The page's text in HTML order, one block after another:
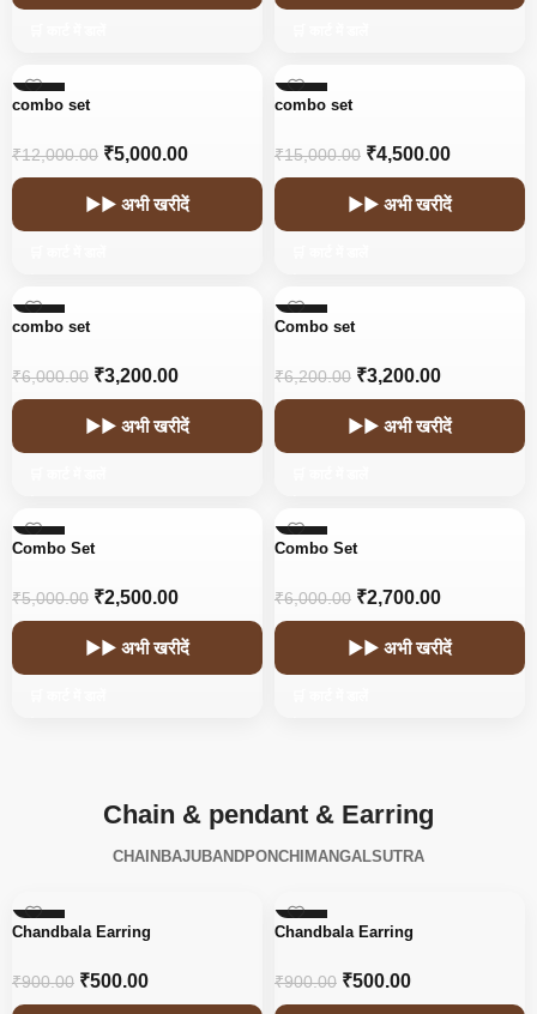
-58%
combo set
₹12,000.00 ₹5,000.00
▶▶ अभी खरीदें
-70%
combo set
₹15,000.00 ₹4,500.00
▶▶ अभी खरीदें
-47%
combo set
₹6,000.00 ₹3,200.00
▶▶ अभी खरीदें
-48%
Combo set
₹6,200.00 ₹3,200.00
▶▶ अभी खरीदें
-50%
Combo Set
₹5,000.00 ₹2,500.00
▶▶ अभी खरीदें
-55%
Combo Set
₹6,000.00 ₹2,700.00
▶▶ अभी खरीदें
Chain & pendant & Earring
CHAIN BAJUBANDPONCHI MANGALSUTRA
-44%
Chandbala Earring
₹900.00 ₹500.00
-44%
Chandbala Earring
₹900.00 ₹500.00